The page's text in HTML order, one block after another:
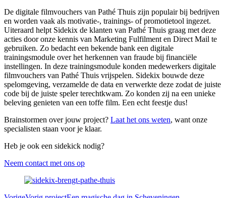
De digitale filmvouchers van Pathé Thuis zijn populair bij bedrijven
en worden vaak als motivatie-, trainings- of promotietool ingezet.
Uiteraard helpt Sidekix de klanten van Pathé Thuis graag met deze
acties door onze kennis van Marketing Fulfilment en Direct Mail te
gebruiken. Zo bedacht een bekende bank een digitale
trainingsmodule over het herkennen van fraude bij financiële
instellingen. In deze trainingsmodule konden medewerkers digitale
filmvouchers van Pathé Thuis vrijspelen. Sidekix bouwde deze
spelomgeving, verzamelde de data en verwerkte deze zodat de juiste
code bij de juiste speler terechtkwam. Zo konden zij na een unieke
beleving genieten van een toffe film. Een echt feestje dus!
Brainstormen over jouw project? Laat het ons weten, want onze
specialisten staan voor je klaar.
Heb je ook een sidekick nodig?
Neem contact met ons op